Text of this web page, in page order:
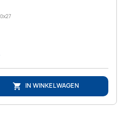
 IN WINKELWAGEN